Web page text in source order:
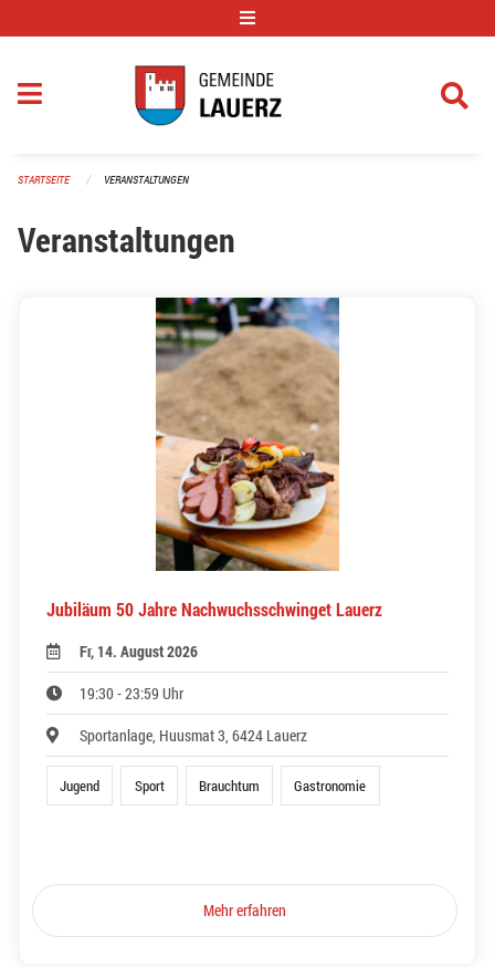
STARTSEITE VERANSTALTUNGEN
Veranstaltungen
Jubiläum 50 Jahre Nachwuchsschwinget Lauerz
Fr, 14. August 2026
19:30 - 23:59 Uhr
Sportanlage, Huusmat 3, 6424 Lauerz
Jugend Sport Brauchtum Gastronomie
Mehr erfahren